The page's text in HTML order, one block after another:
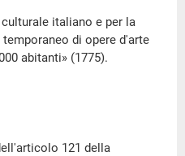
italiano e per la
di opere d'arte
abitanti» (1775).
121 della